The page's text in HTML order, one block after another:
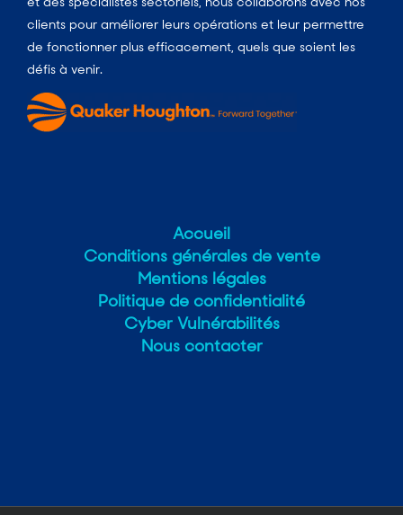
clients pour améliorer leurs opérations et leur permettre
de fonctionner plus efficacement, quels que soient les
défis à venir.
Accueil
Conditions générales de vente
Mentions légales
Politique de confidentialité
Cyber Vulnérabilités
Nous contacter